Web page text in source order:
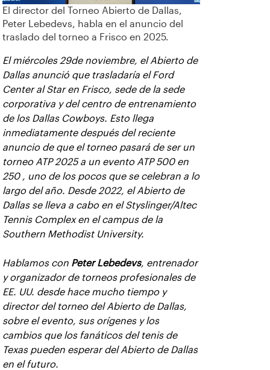
El director del Torneo Abierto de Dallas,
Peter Lebedevs, habla en el anuncio del
traslado del torneo a Frisco en 2025.
El miércoles 29de noviembre, el Abierto de
Dallas anunció que trasladaría el Ford
Center al Star en Frisco, sede de la sede
corporativa y del centro de entrenamiento
de los Dallas Cowboys. Esto llega
inmediatamente después del reciente
anuncio de que el torneo pasará de ser un
torneo ATP 2025 a un evento ATP 500 en
250 , uno de los pocos que se celebran a lo
largo del año. Desde 2022, el Abierto de
Dallas se lleva a cabo en el Styslinger/Altec
Tennis Complex en el campus de la
Southern Methodist University.
Hablamos con Peter Lebedevs, entrenador
y organizador de torneos profesionales de
EE. UU. desde hace mucho tiempo y
director del torneo del Abierto de Dallas,
sobre el evento, sus orígenes y los
cambios que los fanáticos del tenis de
Texas pueden esperar del Abierto de Dallas
en el futuro.